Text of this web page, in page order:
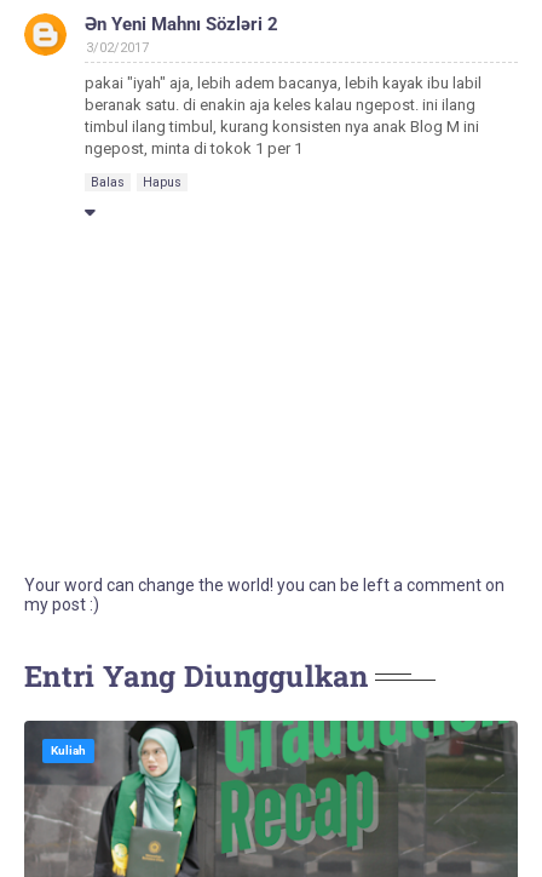
Ən Yeni Mahnı Sözləri 2
3/02/2017
pakai "iyah" aja, lebih adem bacanya, lebih kayak ibu labil
beranak satu. di enakin aja keles kalau ngepost. ini ilang
timbul ilang timbul, kurang konsisten nya anak Blog M ini
ngepost, minta di tokok 1 per 1
Balas Hapus
Your word can change the world! you can be left a comment on
my post :)
Entri Yang Diunggulkan
Kuliah